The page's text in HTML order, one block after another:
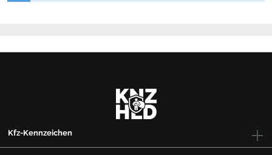
Kfz-Kennzeichen